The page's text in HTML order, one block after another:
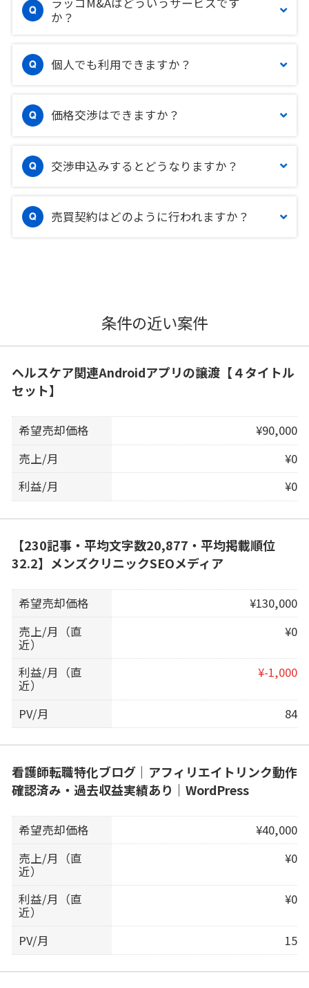
か？
個人でも利用できますか？
価格交渉はできますか？
交渉申込みするとどうなりますか？
売買契約はどのように行われますか？
条件の近い案件
ヘルスケア関連Androidアプリの譲渡【４タイトル
セット】
希望売却価格
¥90,000
売上/月
¥0
利益/月
¥0
【230記事・平均文字数20,877・平均掲載順位
32.2】メンズクリニックSEOメディア
希望売却価格
¥130,000
売上/月（直
近）
¥0
利益/月（直
近）
¥-1,000
PV/月 84
看護師転職特化ブログ｜アフィリエイトリンク動作
確認済み・過去収益実績あり｜WordPress
希望売却価格
¥40,000
売上/月（直
近）
¥0
利益/月（直
近）
¥0
PV/月 15